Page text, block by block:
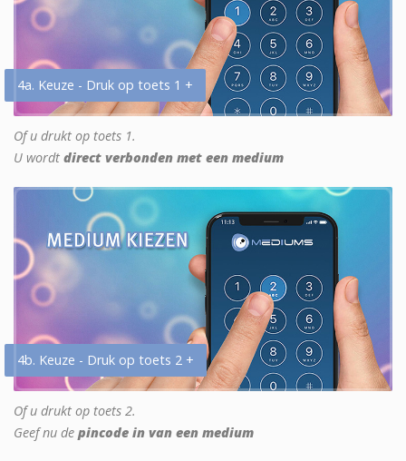
4a. Keuze - Druk op toets 1 +
Of u drukt op toets 1.
U wordt direct verbonden met een medium
4b. Keuze - Druk op toets 2 +
Of u drukt op toets 2.
Geef nu de pincode in van een medium